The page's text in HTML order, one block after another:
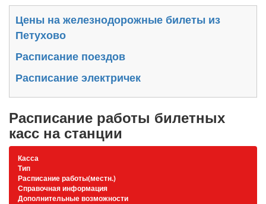
Цены на железнодорожные билеты из
Петухово
Расписание поездов
Расписание электричек
Расписание работы билетных
касс на станции
Касса
Тип
Расписание работы(местн.)
Справочная информация
Дополнительные возможности